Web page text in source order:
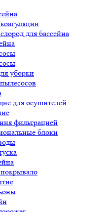
для бассейна
уборки
для осушителей
фильтрацией
блоки